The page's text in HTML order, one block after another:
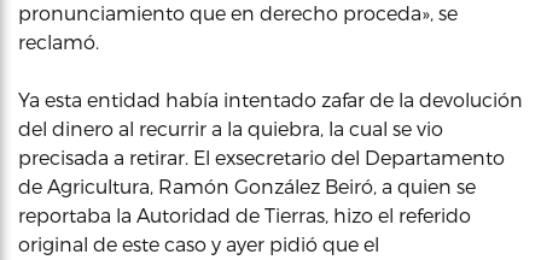
pronunciamiento que en derecho proceda», se
reclamó.
Ya esta entidad había intentado zafar de la devolución
del dinero al recurrir a la quiebra, la cual se vio
precisada a retirar. El exsecretario del Departamento
de Agricultura, Ramón González Beiró, a quien se
reportaba la Autoridad de Tierras, hizo el referido
original de este caso y ayer pidió que el